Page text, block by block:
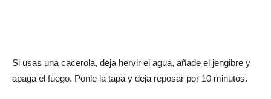
Si usas una cacerola, deja hervir el agua, añade el jengibre y
apaga el fuego. Ponle la tapa y deja reposar por 10 minutos.